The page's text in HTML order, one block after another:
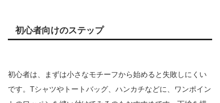
初心者向けのステップ
初心者は、まずは小さなモチーフから始めると失敗しにくい
です。Tシャツやトートバッグ、ハンカチなどに、ワンポイン